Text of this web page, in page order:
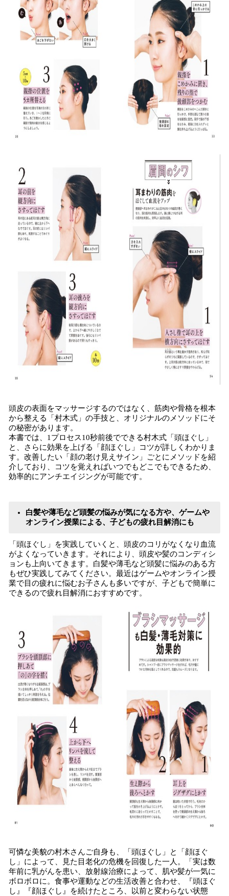
頭皮の表面をマッサージするのではなく、筋肉や骨格を根本
から整える「村木式」の手技と、オリジナルのメソッドにそ
の秘密があります。
本書では、1プロセス10秒前後でできる村木式「頭ほぐし」
と、さらに効果を上げる「顔ほぐし」コツが詳しくわかりま
す。改善したい「顔の老け見えサイン」ごとにメソッドを紹
介しており、コツを覚えればいつでもどこでもできるため、
効率的にアンチエイジングが可能です。
白髪や薄毛など頭髪の悩みが気になる方や、ゲームや
オンライン授業による、子どもの疲れ目解消にも
「頭ほぐし」を実践していくと、頭皮のコリがなくなり血流
がよくなっていきます。それにより、頭皮や髪のコンディシ
ョンも上向いてきます。白髪や薄毛など頭髪に悩みのある方
もぜひ実践してみてください。最近はゲームやオンライン授
業で目の疲れに悩むお子さんも多いですが、子どもで簡単に
できるので疲れ目解消におすすめです。
可憐な美貌の村木さんご自身も、「頭ほぐし」と「顔ほぐ
し」によって、見た目老化の危機を回復した一人。「実は数
年前に乳がんを患い、放射線治療によって、肌や髪が一気に
ボロボロに。食事や運動などの生活改善と合わせ、『頭ほぐ
し』『顔ほぐし』を続けたところ、以前と変わらない状態